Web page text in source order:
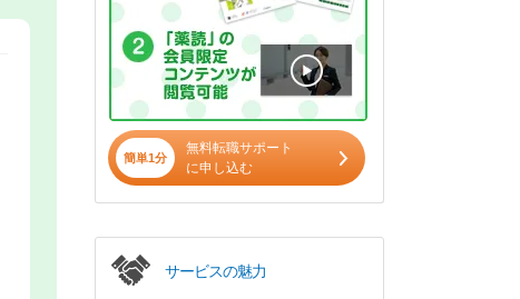
簡単1分
無料転職サポート
に申し込む
サービスの魅力